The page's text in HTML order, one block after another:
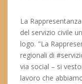
La
del servizio civile
logo. "La
regionali di
via social – si
lavoro che